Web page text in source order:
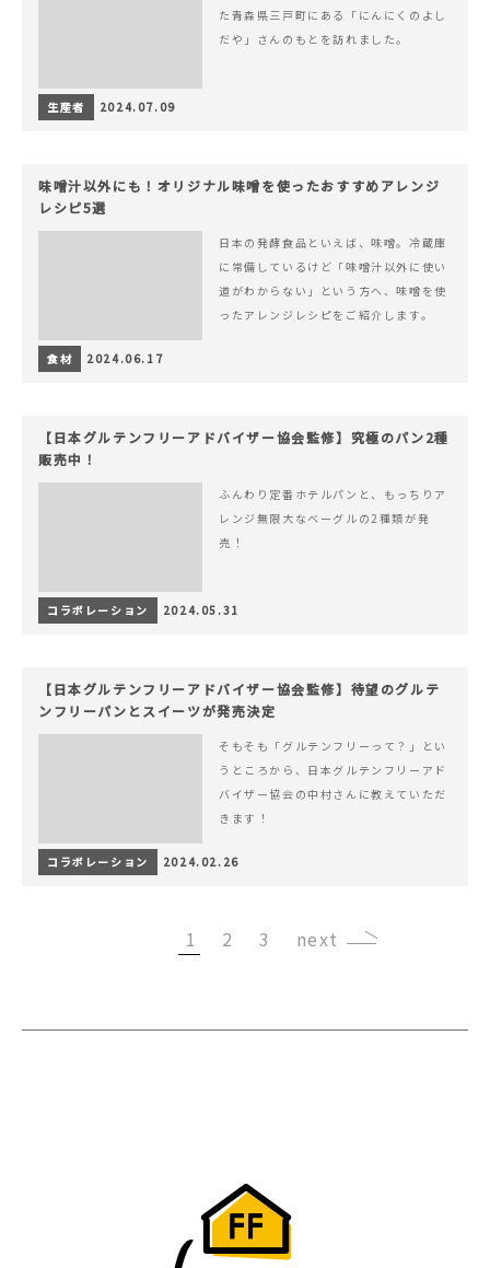
た青森県三戸町にある「にんにくのよし
だや」さんのもとを訪れました。
生産者 2024.07.09
味噌汁以外にも！オリジナル味噌を使ったおすすめアレンジ
レシピ5選
日本の発酵食品といえば、味噌。冷蔵庫
に常備しているけど「味噌汁以外に使い
道がわからない」という方へ、味噌を使
ったアレンジレシピをご紹介します。
食材 2024.06.17
【日本グルテンフリーアドバイザー協会監修】究極のパン2種
販売中！
ふんわり定番ホテルパンと、もっちりア
レンジ無限大なベーグルの2種類が発
売！
コラボレーション 2024.05.31
【日本グルテンフリーアドバイザー協会監修】待望のグルテ
ンフリーパンとスイーツが発売決定
そもそも「グルテンフリーって？」とい
うところから、日本グルテンフリーアド
バイザー協会の中村さんに教えていただ
きます！
コラボレーション 2024.02.26
1 2 3 ›